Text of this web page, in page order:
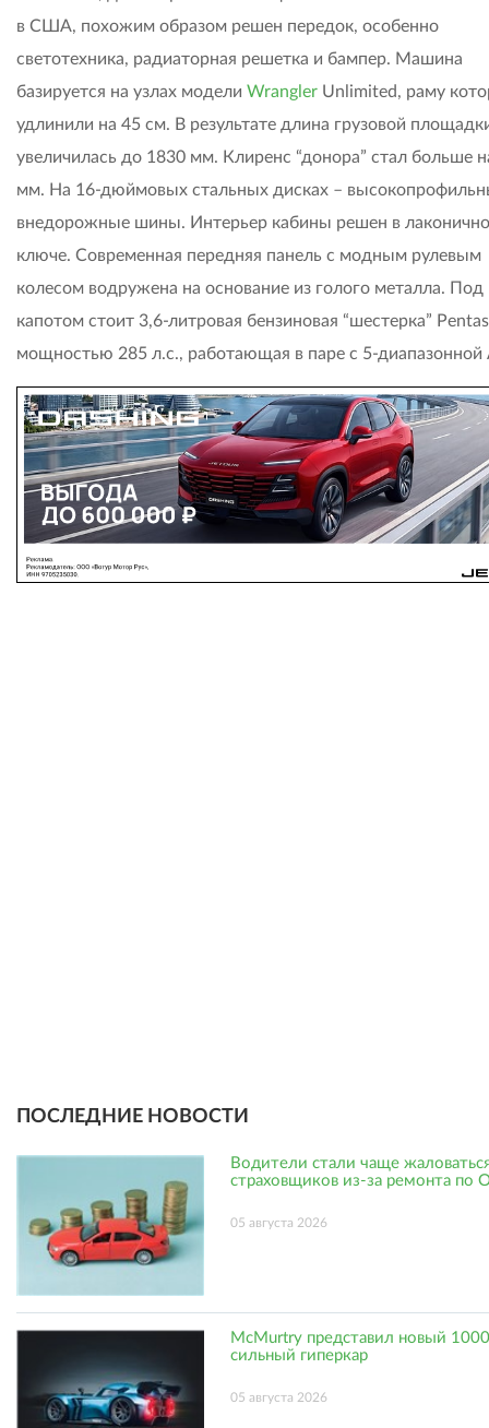
в США, похожим образом решен передок, особенно
светотехника, радиаторная решетка и бампер. Машина
базируется на узлах модели Wrangler Unlimited, раму
удлинили на 45 см. В результате длина грузовой
увеличилась до 1830 мм. Клиренс “донора” стал больше
мм. На 16-дюймовых стальных дисках –
внедорожные шины. Интерьер кабины решен в
ключе. Современная передняя панель с модным рулевым
колесом водружена на основание из голого металла. Под
капотом стоит 3,6-литровая бензиновая “шестерка”
мощностью 285 л.с., работающая в паре с 5-
ПОСЛЕДНИЕ НОВОСТИ
Водители стали чаще
страховщиков из-за ремонта по
05 августа 2026
McMurtry представил новый
сильный гиперкар
05 августа 2026